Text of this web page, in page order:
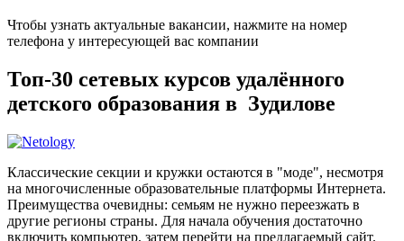
Чтобы узнать актуальные вакансии, нажмите на номер
телефона у интересующей вас компании
Топ-30 сетевых курсов удалённого
детского образования в Зудилове
Классические секции и кружки остаются в "моде", несмотря
на многочисленные образовательные платформы Интернета.
Преимущества очевидны: семьям не нужно переезжать в
другие регионы страны. Для начала обучения достаточно
включить компьютер, затем перейти на предлагаемый сайт.